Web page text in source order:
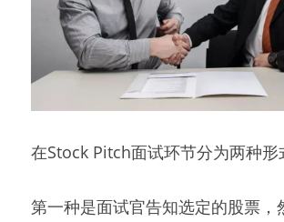
在Stock Pitch面试环节分为两种形
第一种是面试官告知选定的股票，